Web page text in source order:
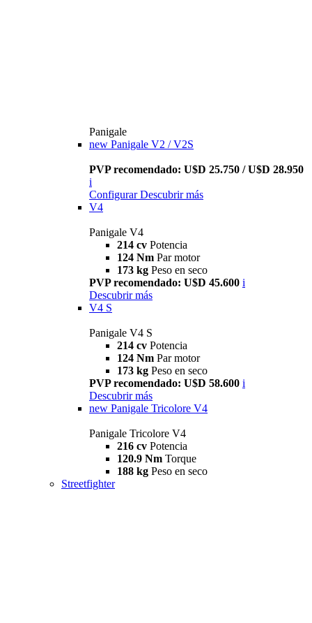
Panigale
new Panigale V2 / V2S
PVP recomendado: U$D 25.750 / U$D 28.950
i
Configurar Descubrir más
V4
Panigale V4
214 cv Potencia
124 Nm Par motor
173 kg Peso en seco
PVP recomendado: U$D 45.600 i
Descubrir más
V4 S
Panigale V4 S
214 cv Potencia
124 Nm Par motor
173 kg Peso en seco
PVP recomendado: U$D 58.600 i
Descubrir más
new Panigale Tricolore V4
Panigale Tricolore V4
216 cv Potencia
120.9 Nm Torque
188 kg Peso en seco
Streetfighter